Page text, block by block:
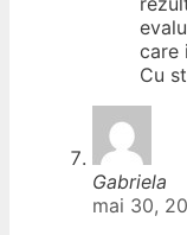
care
Cu
Gabriela
mai 30,